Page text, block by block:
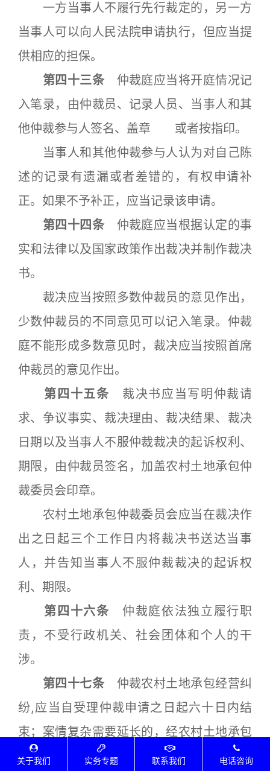
一方当事人不履行先行裁定的，另一方
当事人可以向人民法院申请执行，但应当提
供相应的担保。
第四十三条 仲裁庭应当将开庭情况记
入笔录，由仲裁员、记录人员、当事人和其
他仲裁参与人签名、盖章 或者按指印。
当事人和其他仲裁参与人认为对自己陈
述的记录有遗漏或者差错的，有权申请补
正。如果不予补正，应当记录该申请。
第四十四条 仲裁庭应当根据认定的事
实和法律以及国家政策作出裁决并制作裁决
书。
裁决应当按照多数仲裁员的意见作出，
少数仲裁员的不同意见可以记入笔录。仲裁
庭不能形成多数意见时，裁决应当按照首席
仲裁员的意见作出。
第四十五条 裁决书应当写明仲裁请
求、争议事实、裁决理由、裁决结果、裁决
日期以及当事人不服仲裁裁决的起诉权利、
期限，由仲裁员签名，加盖农村土地承包仲
裁委员会印章。
农村土地承包仲裁委员会应当在裁决作
出之日起三个工作日内将裁决书送达当事
人，并告知当事人不服仲裁裁决的起诉权
利、期限。
第四十六条 仲裁庭依法独立履行职
责，不受行政机关、社会团体和个人的干
涉。
第四十七条 仲裁农村土地承包经营纠
纷,应当自受理仲裁申请之日起六十日内结
束；案情复杂需要延长的，经农村土地承包
仲裁委员会主任批准可以延长，并书面通知
关于我们 实务专题 联系我们 电话咨询